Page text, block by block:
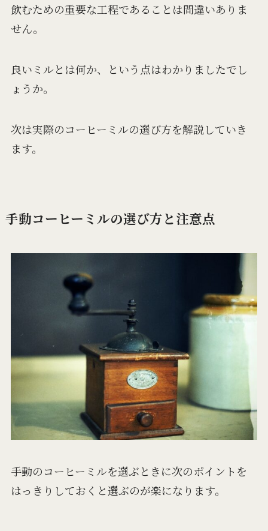
飲むための重要な工程であることは間違いありま
せん。
良いミルとは何か、という点はわかりましたでし
ょうか。
次は実際のコーヒーミルの選び方を解説していき
ます。
手動コーヒーミルの選び方と注意点
手動のコーヒーミルを選ぶときに次のポイントを
はっきりしておくと選ぶのが楽になります。